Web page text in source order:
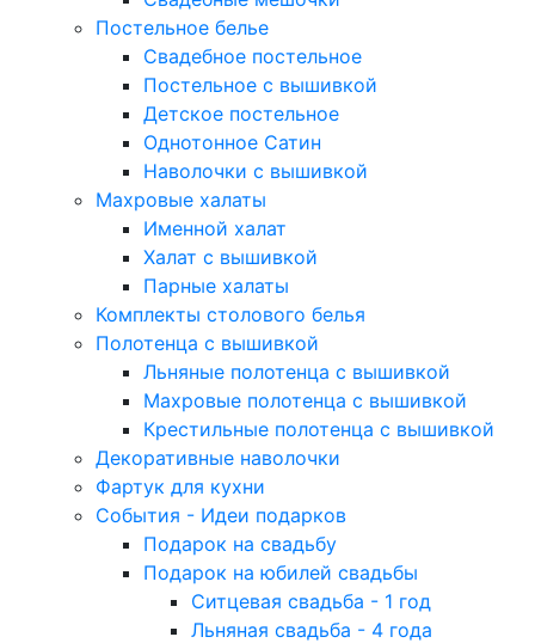
Постельное белье
Свадебное постельное
Постельное с вышивкой
Детское постельное
Однотонное Сатин
Наволочки с вышивкой
Махровые халаты
Именной халат
Халат с вышивкой
Парные халаты
Комплекты столового белья
Полотенца с вышивкой
Льняные полотенца с вышивкой
Махровые полотенца с вышивкой
Крестильные полотенца с вышивкой
Декоративные наволочки
Фартук для кухни
События - Идеи подарков
Подарок на свадьбу
Подарок на юбилей свадьбы
Ситцевая свадьба - 1 год
Льняная свадьба - 4 года